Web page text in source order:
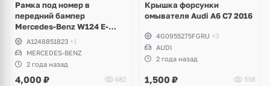
Рамка под номер в
передний бампер
Mercedes-Benz W124 E-
KlassA1248851823 +1
MERCEDES-BENZ
2 года назад
4,000 ₽ 682
Крышка форсунки
омывателя Audi A6 C7 2016
4G0955275FGRU +3
AUDI
2 года назад
1,500 ₽ 558